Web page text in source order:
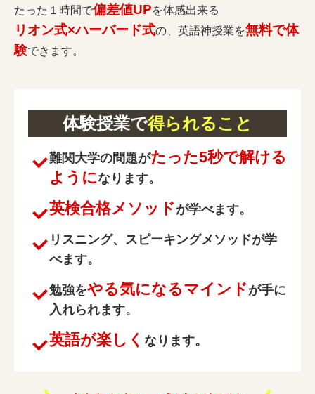
たった１時間で偏差値UPを体感出来る
リオン式×ハーバード式の、英語神授業を無料で体
験できます。
体験授業で得られること
難関大学の問題がたった5秒で解ける
ようになります。
英検合格メソッドが学べます。
リスニング、スピーキングメソッドが学
べます。
勉強をやる気になるマインドが手に
入れられます。
英語が楽しく なります。